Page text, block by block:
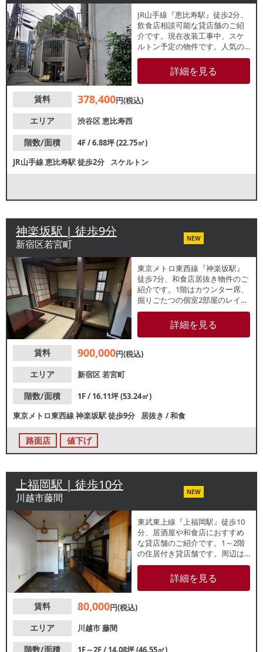
JR山手線『恵比寿駅』徒歩2分、
飲食店相談可能な貸店舗のご紹
介です。現在改装工事中、スケ
ルトン予定の物件です。人気の
恵比寿・代官山エリアで出店の
チャンス！美容業態にもおすす
めです。業種等お気軽にお問合
詳細を見る
賃料 378,400円(税込)
エリア
渋谷区恵比寿西
階数/面積
4F / 6.88坪 (22.75㎡)
JR山手線恵比寿駅徒歩2分 スケルトン
神楽坂駅 | 徒歩9分
新宿区若宮町 NEW
東京メトロ東西線『神楽坂駅』
徒歩7分、和食店居抜き物件のご
紹介です。1階はカウンター席、
掘りごたつの個室2部屋のレイア
ウトで使用されていました。造
作代無償のため、類似業態ご希
望の方は初期費用を抑えての開
から1本路地裏に入ったところに
詳細を見る
賃料 900,000円(税込)
エリア
新宿区若宮町
階数/面積
1F / 16.11坪 (53.24㎡)
東京メトロ東西線神楽坂駅徒歩9分 居抜き /和食
路面店 値下げ
上福岡駅 | 徒歩10分
川越市藤間 NEW
東武東上線『上福岡駅』徒歩10
分、居酒屋や和食店におすすめ
な貸店舗のご紹介です。1～2階
の住居付き貸店舗です。周辺は
閑静な住宅街が広がっており、
地域に根差した店舗をお考えの
方におすすめです。諸条件等、
詳細を見る
賃料 80,000円(税込)
エリア
川越市藤間
階数/面積
1F～2F / 14.08坪 (46.55㎡)